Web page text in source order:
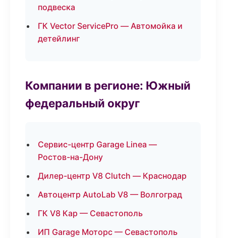
подвеска
ГК Vector ServicePro — Автомойка и
детейлинг
Компании в регионе: Южный
федеральный округ
Сервис-центр Garage Linea —
Ростов-на-Дону
Дилер-центр V8 Clutch — Краснодар
Автоцентр AutoLab V8 — Волгоград
ГК V8 Кар — Севастополь
ИП Garage Моторс — Севастополь